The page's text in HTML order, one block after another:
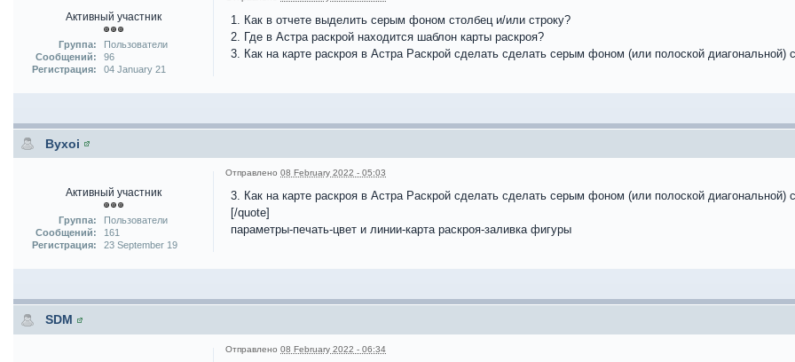
Активный участник
Группа:
Пользователи
Сообщений:
96
Регистрация:
04 January 21
1. Как в отчете выделить серым фоном столбец и/или строку?
2. Где в Астра раскрой находится шаблон карты раскроя?
3. Как на карте раскроя в Астра Раскрой сделать сделать серым фоном (или полоской
Byxoi
Активный участник
Группа:
Пользователи
Сообщений:
161
Регистрация:
23 September 19
Отправлено 08 February 2022 - 05:03
3. Как на карте раскроя в Астра Раскрой сделать сделать серым фоном (или полоской
[/quote]
параметры-печать-цвет и линии-карта раскроя-заливка фигуры
SDM
Отправлено 08 February 2022 - 06:34